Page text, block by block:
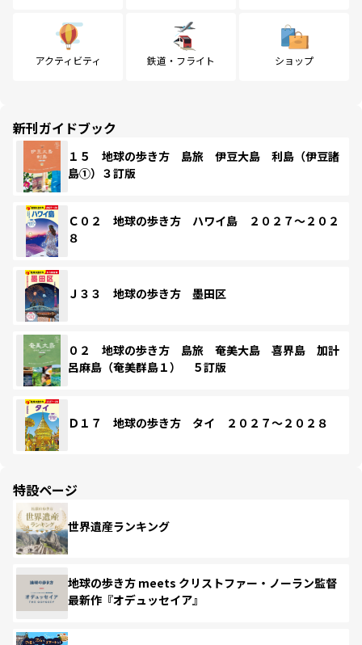
アクティビティ 鉄道・フライト ショップ
新刊ガイドブック
１５ 地球の歩き方 島旅 伊豆大島 利島（伊豆諸
島①）３訂版
Ｃ０２ 地球の歩き方 ハワイ島 ２０２７～２０２
８
Ｊ３３ 地球の歩き方 墨田区
０２ 地球の歩き方 島旅 奄美大島 喜界島 加計
呂麻島（奄美群島１） ５訂版
Ｄ１７ 地球の歩き方 タイ ２０２７～２０２８
特設ページ
世界遺産ランキング
地球の歩き方 meets クリストファー・ノーラン監督
最新作『オデュッセイア』